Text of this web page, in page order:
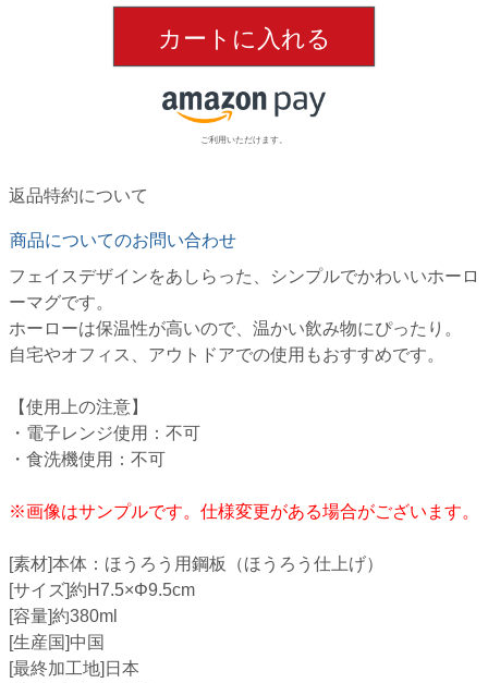
カートに入れる
ご利用いただけます。
返品特約について
商品についてのお問い合わせ
フェイスデザインをあしらった、シンプルでかわいいホーロ
ーマグです。
ホーローは保温性が高いので、温かい飲み物にぴったり。
自宅やオフィス、アウトドアでの使用もおすすめです。
【使用上の注意】
・電子レンジ使用：不可
・食洗機使用：不可
※画像はサンプルです。仕様変更がある場合がございます。
[素材]本体：ほうろう用鋼板（ほうろう仕上げ）
[サイズ]約H7.5×Φ9.5cm
[容量]約380ml
[生産国]中国
[最終加工地]日本